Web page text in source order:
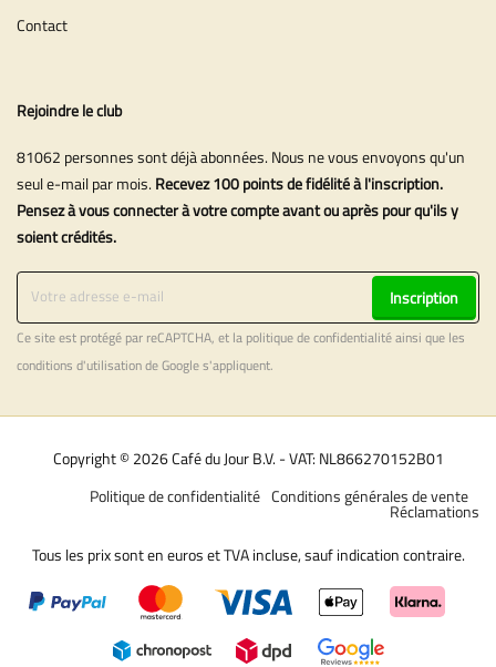
Contact
Rejoindre le club
81062 personnes sont déjà abonnées. Nous ne vous envoyons qu'un
seul e-mail par mois. Recevez 100 points de fidélité à l'inscription.
Pensez à vous connecter à votre compte avant ou après pour qu'ils y
soient crédités.
Inscription
Ce site est protégé par reCAPTCHA, et la politique de confidentialitéainsi que les
conditions d'utilisationde Google s'appliquent.
Copyright © 2026 Café du Jour B.V. - VAT: NL866270152B01
Conditions générales de vente
Politique de confidentialité
Réclamations
Tous les prix sont en euros et TVA incluse, sauf indication contraire.